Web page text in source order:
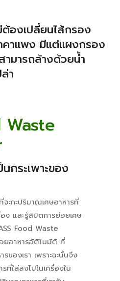
Waste
กระเพาะของ
จะกะปริมาณเศษอาหารที่
อง และรู้ลิมิตการย่อยเศษ
Food Waste
ยอาหารอัติโนมัติ ที่
รของเรา เพราะฉะนั้นจึง
ที่ใส่ลงไปในเครื่องใน
ต้องเปลี่ยนไส้กรอง
คาแพง มีแต่แผงกรอง
ามารถล้างด้วยน้ำ
า